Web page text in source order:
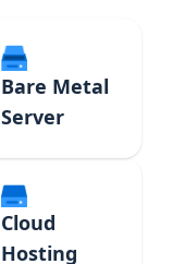
Bare Metal
Server
Cloud
Hosting